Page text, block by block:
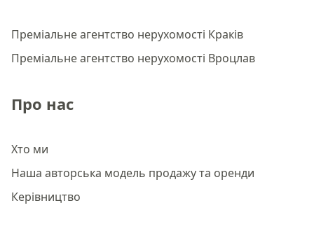
Преміальне агентство нерухомості Краків
Преміальне агентство нерухомості Вроцлав
Про нас
Хто ми
Наша авторська модель продажу та оренди
Керівництво